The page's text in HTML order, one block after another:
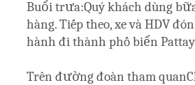
Buổi trưa:Quý khách dùng
hàng. Tiếp theo, xe và HDV
hành đi thành phố biển
Trên đường đoàn tham